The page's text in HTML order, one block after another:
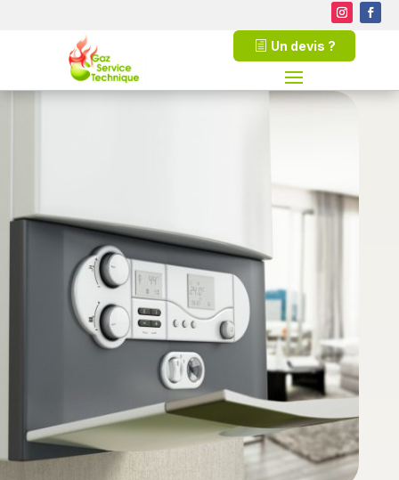
Un devis ?